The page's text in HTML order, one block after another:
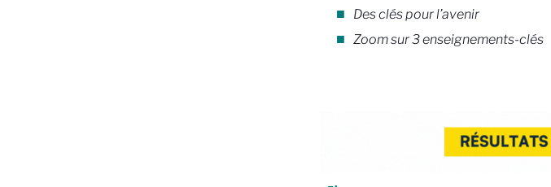
Des clés pour l’avenir
Zoom sur 3 enseignements-clés